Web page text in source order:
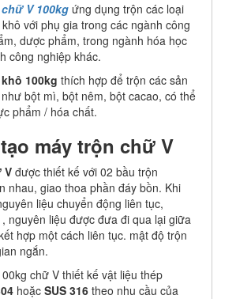
V 100kg ứng dụng trộn các loại
với phụ gia trong các ngành công
dược phẩm, trong ngành hóa học
công nghiệp khác.
100kg thích hợp để trộn các sản
bột mì, bột nêm, bột cacao, có thể
phẩm / hóa chất.
máy trộn chữ V
Vđược thiết kế với 02 bầu trộn
nhau, giao thoa phần đáy bồn. Khi
liệu chuyển động liên tục,
nguyên liệu được đưa đi qua lại giữa
hợp một cách liên tục. mật độ trộn
ngắn.
chữ V thiết kế vật liệu thép
hoặc SUS 316 theo nhu cầu của